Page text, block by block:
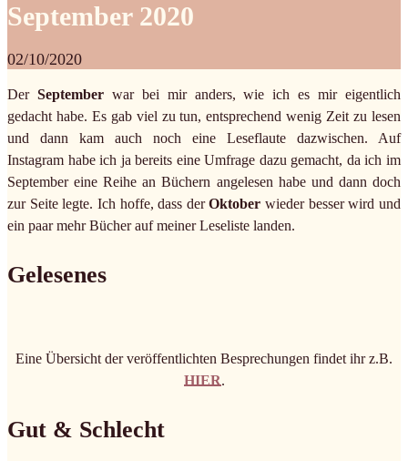
September 2020
02/10/2020
Der Septemberwar bei mir anders, wie ich es mir eigentlich
gedacht habe. Es gab viel zu tun, entsprechend wenig Zeit zu lesen
und dann kam auch noch eine Leseflaute dazwischen. Auf
Instagram habe ich ja bereits eine Umfrage dazu gemacht, da ich im
September eine Reihe an Büchern angelesen habe und dann doch
zur Seite legte. Ich hoffe, dass derOktober wieder besser wird und
ein paar mehr Bücher auf meiner Leseliste landen.
Gelesenes
Eine Übersicht der veröffentlichten Besprechungen findet ihr z.B.
HIER.
Gut & Schlecht